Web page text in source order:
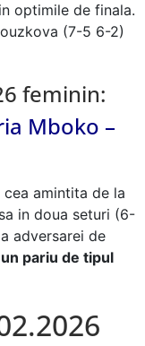
optimile de finala.
(7-5 6-2)
feminin:
Mboko –
amintita de la
in doua seturi (6-
adversarei de
pariu de tipul